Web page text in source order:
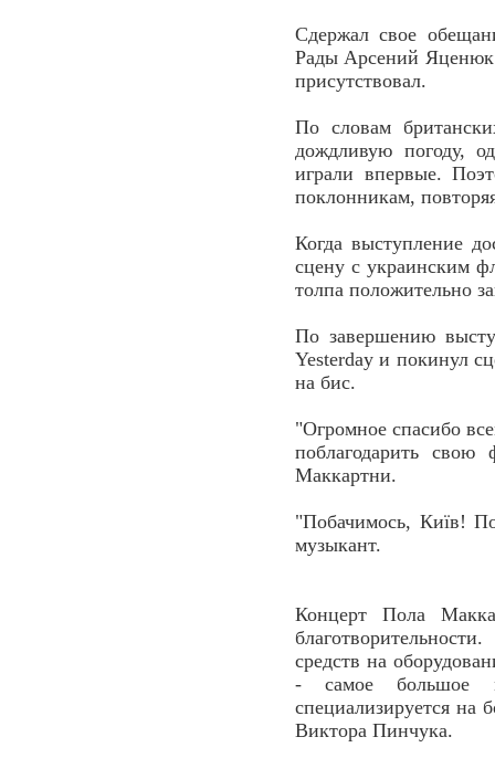
Сдержал свое
Рады Арсений
присутствовал.
По словам
дождливую погоду,
играли впервые.
поклонникам,
Когда выступление
сцену с украинским
толпа положительно
По завершению
Yesterday и покинул
на бис.
"Огромное спасибо
поблагодарить свою
Маккартни.
"Побачимось, Київ!
музыкант.
Концерт Пола
средств на
- самое большое
специализируется на
Виктора Пинчука.